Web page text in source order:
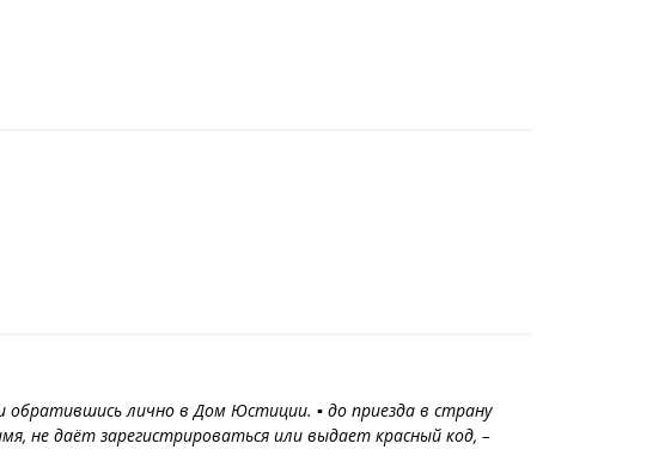
обратившись лично в Дом Юстиции. ▪️ до приезда в страну
не даёт зарегистрироваться или выдает красный код, –